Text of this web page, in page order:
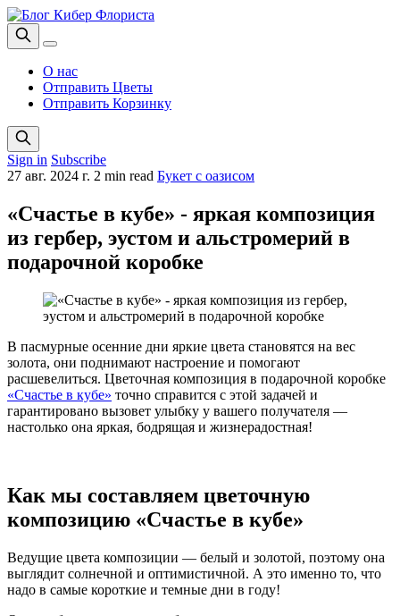
О нас
Отправить Цветы
Отправить Корзинку
Sign in Subscribe
27 авг. 2024 г. 2 min read Букет с оазисом
«Счастье в кубе» - яркая композиция
из гербер, эустом и альстромерий в
подарочной коробке
В пасмурные осенние дни яркие цвета становятся на вес
золота, они поднимают настроение и помогают
расшевелиться. Цветочная композиция в подарочной коробке
«Счастье в кубе» точно справится с этой задачей и
гарантировано вызовет улыбку у вашего получателя —
настолько она яркая, бодрящая и жизнерадостная!
Как мы составляем цветочную
композицию «Счастье в кубе»
Ведущие цвета композиции — белый и золотой, поэтому она
выглядит солнечной и оптимистичной. А это именно то, что
надо в самые короткие и темные дни в году!